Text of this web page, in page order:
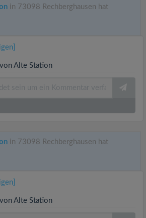
in 73098 Rechberghausen hat
in 73098 Rechberghausen hat